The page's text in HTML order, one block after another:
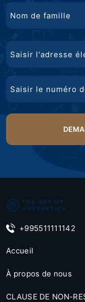
de
+995511111142
Accueil
À propos de nous
CLAUSE DE NON-